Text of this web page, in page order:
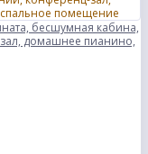
бесшумная кабина,
домашнее пианино,